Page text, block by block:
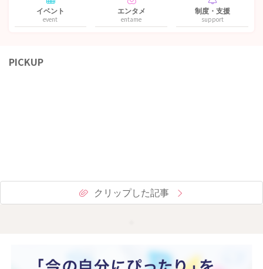
イベント
event
エンタメ
entame
制度・支援
support
PICKUP
クリップした記事